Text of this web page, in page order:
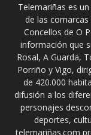
Telemariñas es
de las
Concellos de O
información que
Rosal, A Guarda,
Porriño y Vigo,
de 420.000
difusión a los
personajes
deportes,
telemariñas.com